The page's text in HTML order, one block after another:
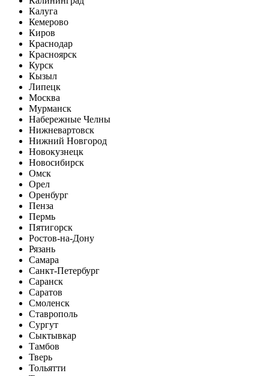
Калуга
Кемерово
Киров
Краснодар
Красноярск
Курск
Кызыл
Липецк
Москва
Мурманск
Набережные Челны
Нижневартовск
Нижний Новгород
Новокузнецк
Новосибирск
Омск
Орел
Оренбург
Пенза
Пермь
Пятигорск
Ростов-на-Дону
Рязань
Самара
Санкт-Петербург
Саранск
Саратов
Смоленск
Ставрополь
Сургут
Сыктывкар
Тамбов
Тверь
Тольятти